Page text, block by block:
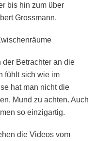
bis hin zum über
Grossmann.
der Betrachter an die
fühlt sich wie im
hat man nicht die
Mund zu achten. Auch
so einzigartig.
die Videos vom